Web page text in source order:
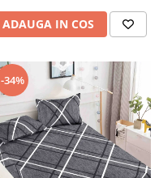
ADAUGA IN COS
-34%